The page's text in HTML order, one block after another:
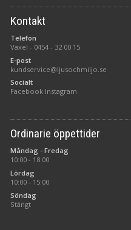
Kontakt
Telefon
Växel - 0454 - 32 00 15
E-post
kundservice@ljusochmiljo.se
Socialt
Facebook Instagram
Ordinarie öppettider
Måndag - Fredag
10:00 - 18:00
Lördag
10:00 - 15:00
Söndag
Stängt